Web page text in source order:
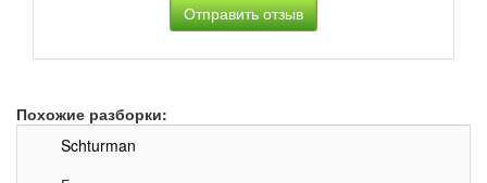
Похожие разборки:
Schturman